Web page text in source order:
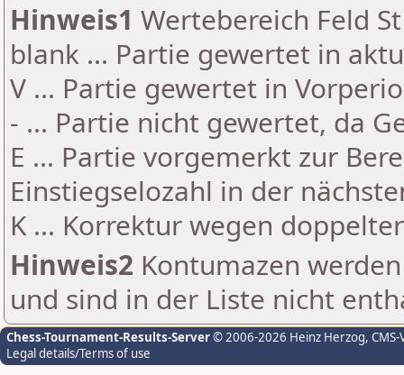
Hinweis1 Wertebereich Feld
blank ... Partie gewertet in
V ... Partie gewertet in
- ... Partie nicht gewertet, da
E ... Partie vorgemerkt zur
Einstiegselozahl in der
K ... Korrektur wegen
Hinweis2 Kontumazen
und sind in der Liste nicht
Chess-Tournament-Results-Server© 2006-2026 Heinz Herzog,
Legal details/Terms of use